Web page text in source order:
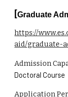
[Graduate
https://
aid/graduate-
Admission
Doctoral Course
Application